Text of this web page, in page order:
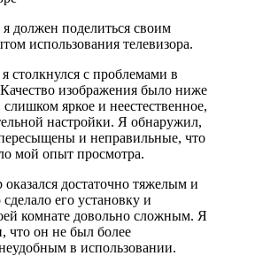
должен поделиться своим
использования телевизора.
столкнулся с проблемами в
изображения было ниже
яркое и неестественное,
настройки. Я обнаружил,
и неправильные, что
мой опыт просмотра.
оказался достаточно тяжелым и
его установку и
комнате довольно сложным. Я
что он не был более
в использовании.